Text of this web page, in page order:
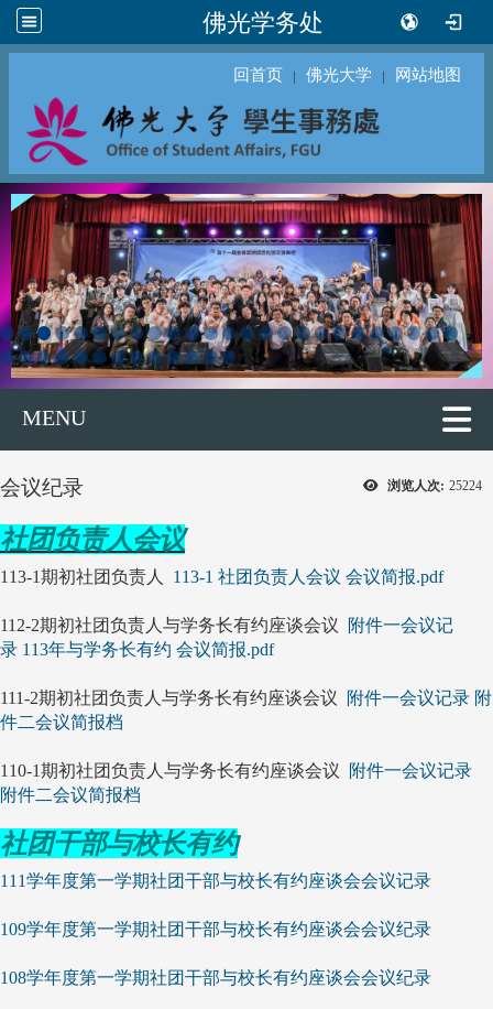
佛光学务处
回首页 ｜ 佛光大学 ｜ 网站地图
MENU
浏览人次: 25224
会议纪录
社团负责人会议
113-1期初社团负责人 113-1 社团负责人会议 会议简报.pdf
112-2期初社团负责人与学务长有约座谈会议
附件一会议记
录 113年与学务长有约 会议简报.pdf
111-2期初社团负责人与学务长有约座谈会议 附件一会议记录 附
件二会议简报档
110-1期初社团负责人与学务长有约座谈会议
附件一会议记录
附件二会议简报档
社团干部与校长有约
111学年度第一学期社团干部与校长有约座谈会会议记录
109学年度第一学期社团干部与校长有约座谈会会议纪录
108学年度第一学期社团干部与校长有约座谈会会议纪录